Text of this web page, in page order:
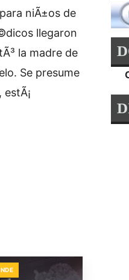
niÃ±os de
llegaron
la madre de
Se presume